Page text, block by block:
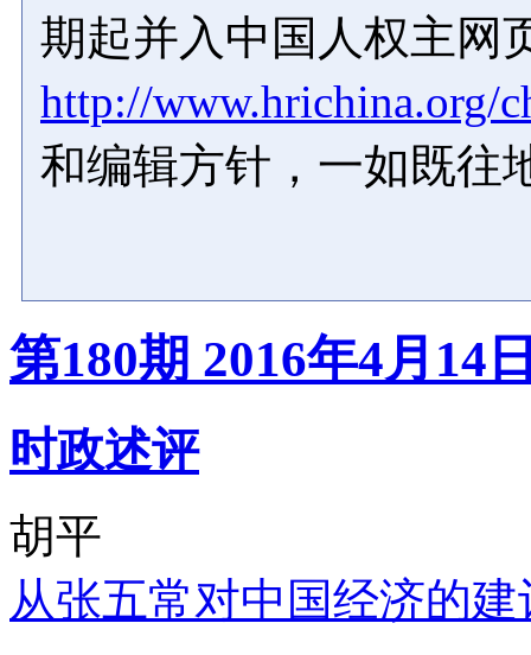
期起并入中国人权主网
http://www.hrichina.org/
和编辑方针，一如既往
第180期 2016年4月14
时政述评
胡平
从张五常对中国经济的